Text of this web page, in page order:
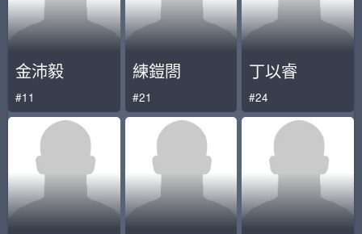
金沛毅
#11
練鎧閤
#21
丁以睿
#24